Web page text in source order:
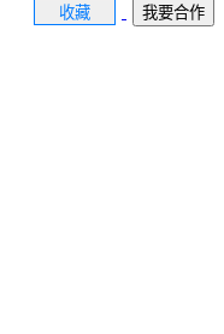
收藏 我要合作